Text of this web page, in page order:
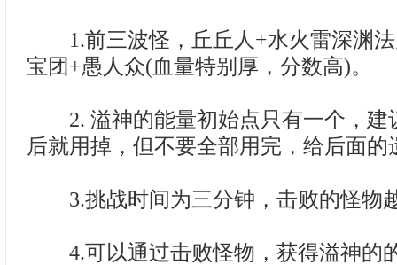
1.前三波怪，丘丘人+水火雷深渊法
宝团+愚人众(血量特别厚，分数高)。
2. 溢神的能量初始点只有一个，建
后就用掉，但不要全部用完，给后面
3.挑战时间为三分钟，击败的怪物
4.可以通过击败怪物，获得溢神的